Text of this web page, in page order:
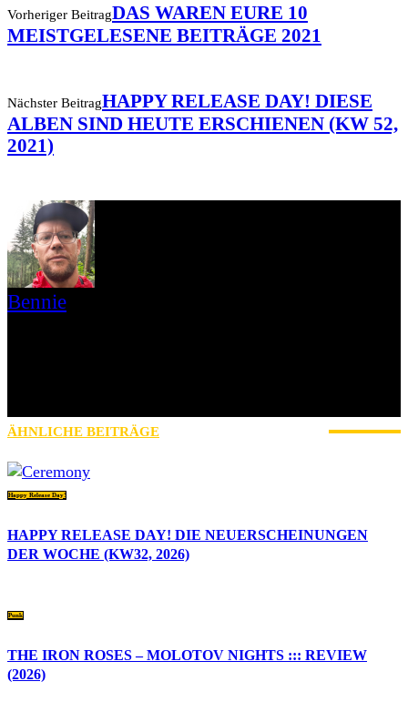
Vorheriger BeitragDAS WAREN EURE 10
MEISTGELESENE BEITRÄGE 2021
Nächster BeitragHAPPY RELEASE DAY! DIESE
ALBEN SIND HEUTE ERSCHIENEN (KW 52,
2021)
Bennie
ÄHNLICHE BEITRÄGE
Happy Release Day!
HAPPY RELEASE DAY! DIE NEUERSCHEINUNGEN
DER WOCHE (KW32, 2026)
Punk
THE IRON ROSES – MOLOTOV NIGHTS ::: REVIEW
(2026)